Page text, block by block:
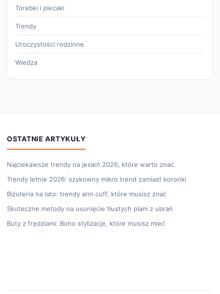
Torebki i plecaki
Trendy
Uroczystości rodzinne
Wiedza
OSTATNIE ARTYKUŁY
Najciekawsze trendy na jesień 2026, które warto znać.
Trendy letnie 2026: szykowny mikro trend zamiast koronki
Biżuteria na lato: trendy arm cuff, które musisz znać
Skuteczne metody na usunięcie tłustych plam z ubrań
Buty z frędzlami: Boho stylizacje, które musisz mieć